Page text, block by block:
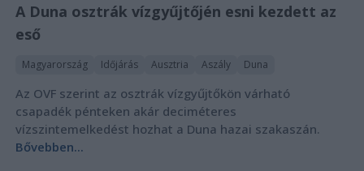
A Duna osztrák vízgyűjtőjén esni kezdett az
eső
Magyarország Időjárás Ausztria Aszály Duna
Az OVF szerint az osztrák vízgyűjtőkön várható
csapadék pénteken akár deciméteres
vízszintemelkedést hozhat a Duna hazai szakaszán.
Bővebben...